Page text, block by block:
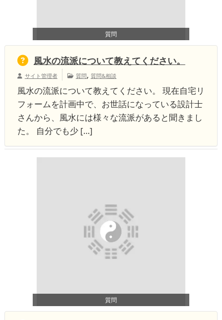
質問
風水の流派について教えてください。
サイト管理者 質問, 質問&相談
風水の流派について教えてください。 現在自宅リ
フォームを計画中で、お世話になっている設計士
さんから、風水には様々な流派があると聞きまし
た。 自分でも少 […]
質問